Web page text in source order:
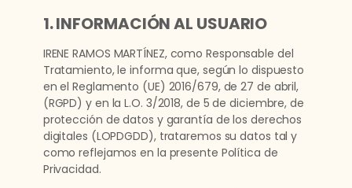
1. INFORMACIÓN AL USUARIO
IRENE RAMOS MARTÍNEZ, como Responsable del
Tratamiento, le informa que, según lo dispuesto
en el Reglamento (UE) 2016/679, de 27 de abril,
(RGPD) y en la L.O. 3/2018, de 5 de diciembre, de
protección de datos y garantía de los derechos
digitales (LOPDGDD), trataremos su datos tal y
como reflejamos en la presente Política de
Privacidad.